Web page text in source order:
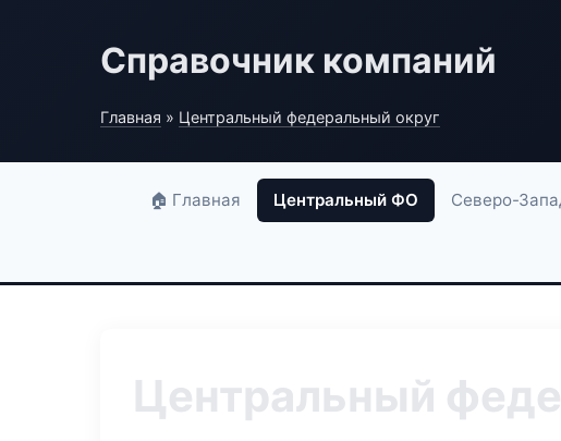
Справочник компаний
Главная » Центральный федеральный округ
🏠 Главная Центральный ФО Северо-
Центральный